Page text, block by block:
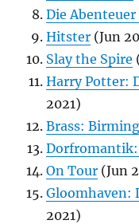
Die
Hitster (Jun
Slay the Spire
Harry Potter:
2021)
Brass:
Dorfromantik:
On Tour (Jun
Gloomhaven:
2021)